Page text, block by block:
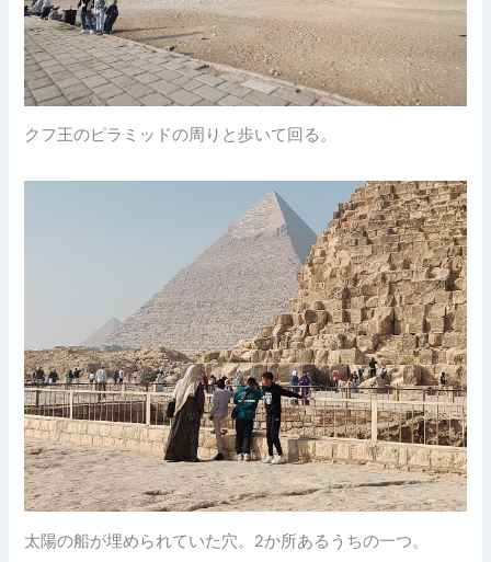
クフ王のピラミッドの周りと歩いて回る。
太陽の船が埋められていた穴。2か所あるうちの一つ。